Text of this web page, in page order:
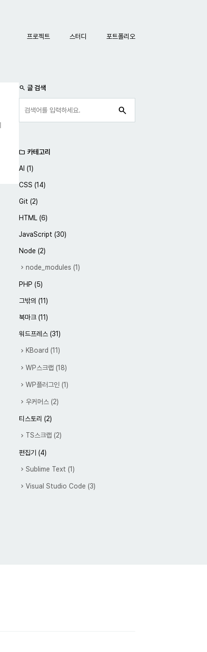
네비게이션
프로젝트 스터디 포트폴리오
사이드바
search 글 검색
search
folder 카테고리
AI (1)
CSS (14)
Git (2)
HTML (6)
JavaScript (30)
Node (2)
node_modules (1)
PHP (5)
그밖의 (11)
북마크 (11)
워드프레스 (31)
KBoard (11)
WP스크랩 (18)
WP플러그인 (1)
우커머스 (2)
티스토리 (2)
TS스크랩 (2)
편집기 (4)
Sublime Text (1)
Visual Studio Code (3)